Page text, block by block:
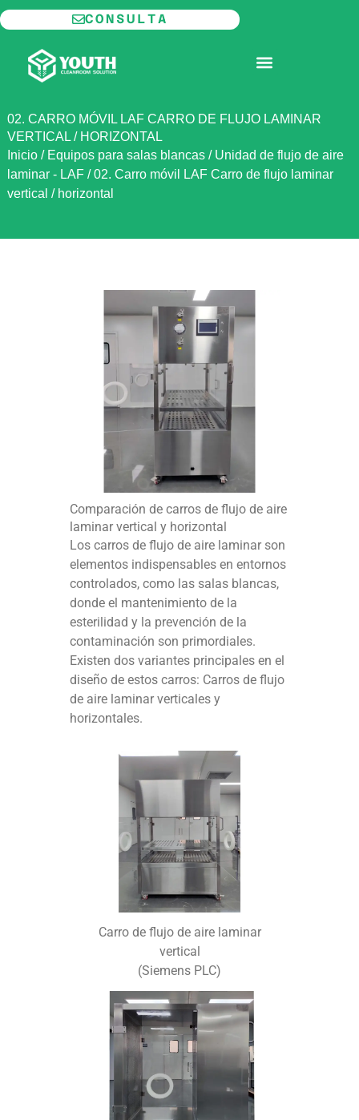
Ir
al
contenido
CONSULTA
02. CARRO MÓVIL LAF CARRO DE FLUJO LAMINAR
VERTICAL / HORIZONTAL
Inicio/ Equipos para salas blancas/ Unidad de flujo de aire
laminar - LAF/02. Carro móvil LAF Carro de flujo laminar
vertical / horizontal
Comparación de carros de flujo de aire
laminar vertical y horizontal
Los carros de flujo de aire laminar son
elementos indispensables en entornos
controlados, como las salas blancas,
donde el mantenimiento de la
esterilidad y la prevención de la
contaminación son primordiales.
Existen dos variantes principales en el
diseño de estos carros: Carros de flujo
de aire laminar verticales y
horizontales.
Carro de flujo de aire laminar
vertical
(Siemens PLC)